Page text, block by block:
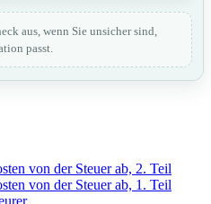
aus, wenn Sie unsicher sind,
passt.
von der Steuer ab, 2. Teil
von der Steuer ab, 1. Teil